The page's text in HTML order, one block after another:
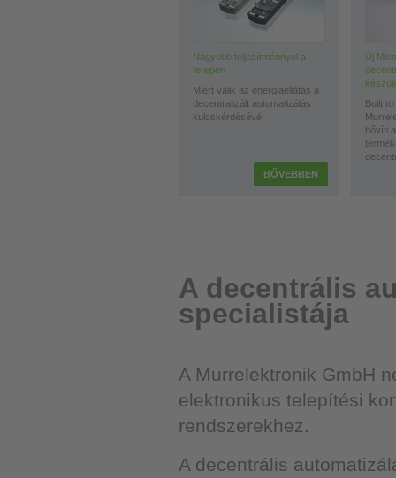
Nagyobb teljesítménnyel a
terepen
Miért válik az energiaellátás a
decentralizált automatizálás
kulcskérdésévé
BŐVEBBEN
Új
Built to
bővíti
A decentrális
specialistája
A Murrelektronik GmbH
elektronikus telepítési
rendszerekhez.
A decentrális